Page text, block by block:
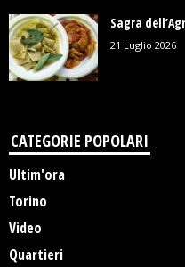
Sagra
21 Luglio 2026
CATEGORIE POPOLARI
Ultim'ora
Torino
Video
Quartieri